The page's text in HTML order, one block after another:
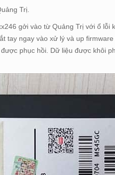
Trị.
gởi vào từ Quảng Trị với ổ lỗi
tay ngay vào xử lý và up
phục hồi. Dữ liệu được khôi